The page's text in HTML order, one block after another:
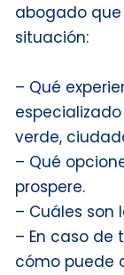
abogado
situación:
– Qué
verde,
– Qué
prospere.
– Cuáles son
– En caso de
cómo puede